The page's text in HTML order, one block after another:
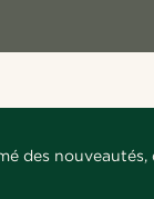
des